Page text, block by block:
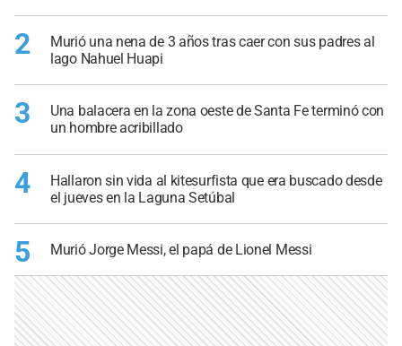
2
Murió una nena de 3 años tras caer con sus padres al
lago Nahuel Huapi
3
Una balacera en la zona oeste de Santa Fe terminó con
un hombre acribillado
4
Hallaron sin vida al kitesurfista que era buscado desde
el jueves en la Laguna Setúbal
5 Murió Jorge Messi, el papá de Lionel Messi